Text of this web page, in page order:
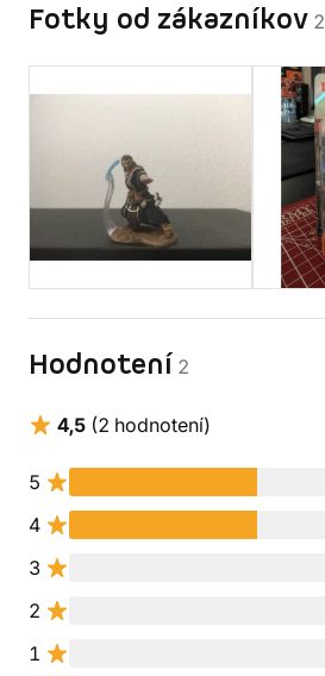
Fotky od zákazníkov 2
Hodnotení 2
4,5 (2 hodnotení)
5
4
3
2
1